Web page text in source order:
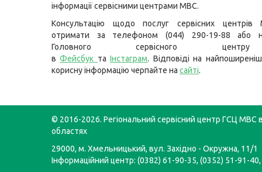
інформації сервісними центрами МВС.
Консультацію щодо послуг сервісних
отримати за телефоном (044) 290-19-88 або
Головного сервісного
вФейсбук таІнстаграм. Відповіді на
корисну інформацію черпайте на сайті.
© 2016-2026. Регіональний сервісний центр ГСЦ МВС
областях
29000, м. Хмельницький, вул. Західно - Окружна, 11/1
Інформаційний центр: (0382) 61-90-35, (0352) 51-91-